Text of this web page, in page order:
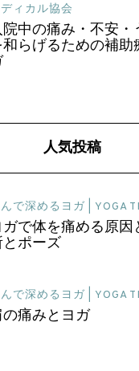
ィカル協会
中の痛み・不安
和らげるための補
人気投稿
で深めるヨガ | YOGA
ガで体を痛める原
ポーズ
で深めるヨガ | YOGA
痛みとヨガ